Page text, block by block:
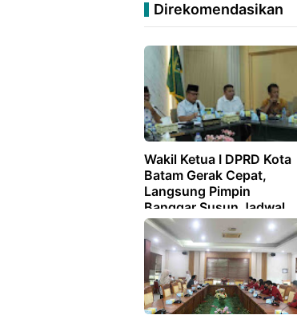
Direkomendasikan
Wakil Ketua I DPRD Kota
Batam Gerak Cepat,
Langsung Pimpin
Banggar Susun Jadwal
Pembahasan KUA/PPAS
APBD 2027